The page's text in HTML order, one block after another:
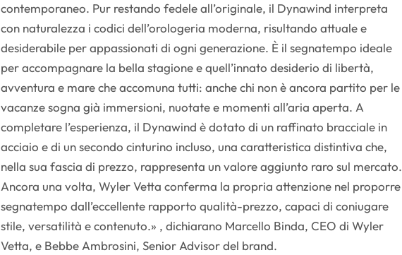
contemporaneo. Pur restando fedele all’originale, il Dynawind interpreta
con naturalezza i codici dell’orologeria moderna, risultando attuale e
desiderabile per appassionati di ogni generazione. È il segnatempo ideale
per accompagnare la bella stagione e quell’innato desiderio di libertà,
avventura e mare che accomuna tutti: anche chi non è ancora partito per le
vacanze sogna già immersioni, nuotate e momenti all’aria aperta. A
completare l’esperienza, il Dynawind è dotato di un raffinato bracciale in
acciaio e di un secondo cinturino incluso, una caratteristica distintiva che,
nella sua fascia di prezzo, rappresenta un valore aggiunto raro sul mercato.
Ancora una volta, Wyler Vetta conferma la propria attenzione nel proporre
segnatempo dall’eccellente rapporto qualità-prezzo, capaci di coniugare
stile, versatilità e contenuto.» , dichiarano Marcello Binda, CEO di Wyler
Vetta, e Bebbe Ambrosini, Senior Advisor del brand.